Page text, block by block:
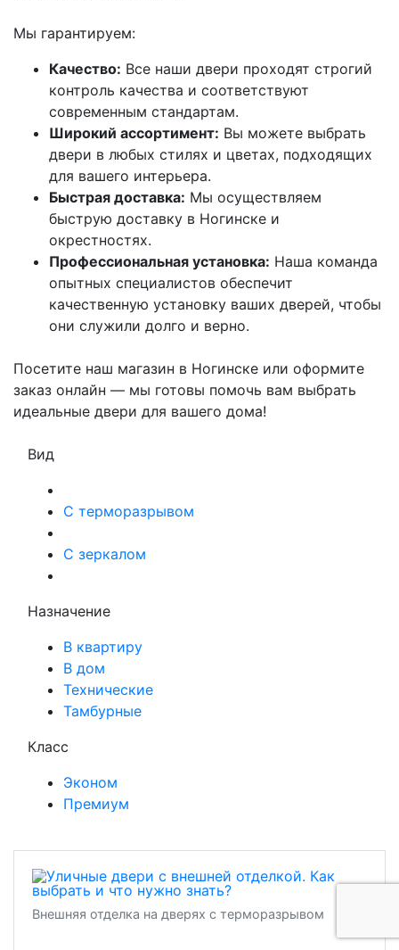
Мы гарантируем:
Качество: Все наши двери проходят строгий
контроль качества и соответствуют
современным стандартам.
Широкий ассортимент: Вы можете выбрать
двери в любых стилях и цветах, подходящих
для вашего интерьера.
Быстрая доставка: Мы осуществляем
быструю доставку в Ногинске и
окрестностях.
Профессиональная установка: Наша команда
опытных специалистов обеспечит
качественную установку ваших дверей, чтобы
они служили долго и верно.
Посетите наш магазин в Ногинске или оформите
заказ онлайн — мы готовы помочь вам выбрать
идеальные двери для вашего дома!
Вид
С терморазрывом
С зеркалом
Назначение
В квартиру
В дом
Технические
Тамбурные
Класс
Эконом
Премиум
Внешняя отделка на дверях с терморазрывом